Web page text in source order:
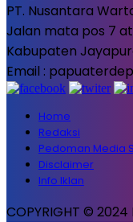
PT. Nusantara
Jalan mata pos 7
Kabupaten
Email :
Home
Redaksi
Pedoman Media
Disclaimer
Info Iklan
COPYRIGHT © 2024